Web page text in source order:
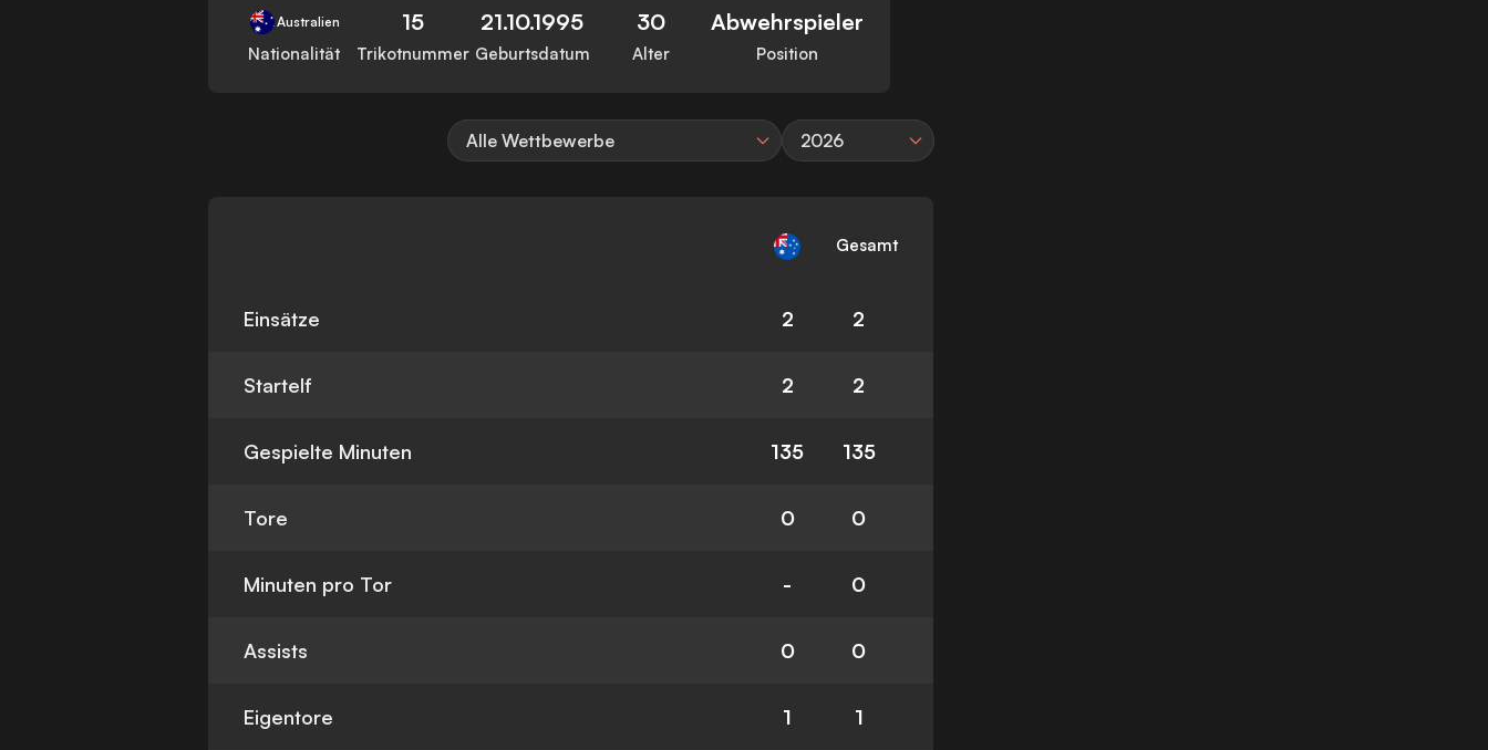
Australien
Nationalität
15
Trikotnummer
21.10.1995
Geburtsdatum
30
Alter
Abwehrspieler
Position
Alle Wettbewerbe 2026
Gesamt
Einsätze 2 2
Startelf 2 2
Gespielte Minuten 135 135
Tore 0 0
Minuten pro Tor - 0
Assists 0 0
Eigentore 1 1